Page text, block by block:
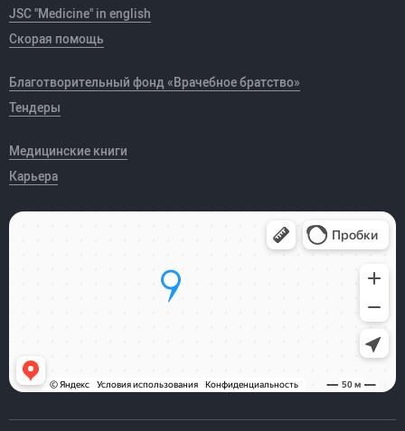
JSC "Medicine" in english
Скорая помощь
Благотворительный фонд «Врачебное братство»
Тендеры
Медицинские книги
Карьера